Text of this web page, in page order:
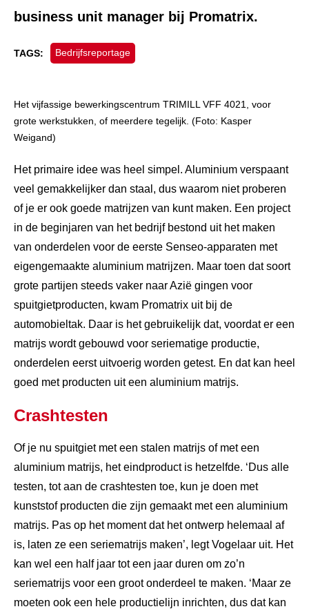
business unit manager bij Promatrix.
TAGS: Bedrijfsreportage
Het vijfassige bewerkingscentrum TRIMILL VFF 4021, voor
grote werkstukken, of meerdere tegelijk. (Foto: Kasper
Weigand)
Het primaire idee was heel simpel. Aluminium verspaant
veel gemakkelijker dan staal, dus waarom niet proberen
of je er ook goede matrijzen van kunt maken. Een project
in de beginjaren van het bedrijf bestond uit het maken
van onderdelen voor de eerste Senseo-apparaten met
eigengemaakte aluminium matrijzen. Maar toen dat soort
grote partijen steeds vaker naar Azië gingen voor
spuitgietproducten, kwam Promatrix uit bij de
automobieltak. Daar is het gebruikelijk dat, voordat er een
matrijs wordt gebouwd voor seriematige productie,
onderdelen eerst uitvoerig worden getest. En dat kan heel
goed met producten uit een aluminium matrijs.
Crashtesten
Of je nu spuitgiet met een stalen matrijs of met een
aluminium matrijs, het eindproduct is hetzelfde. ‘Dus alle
testen, tot aan de crashtesten toe, kun je doen met
kunststof producten die zijn gemaakt met een aluminium
matrijs. Pas op het moment dat het ontwerp helemaal af
is, laten ze een seriematrijs maken’, legt Vogelaar uit. Het
kan wel een half jaar tot een jaar duren om zo’n
seriematrijs voor een groot onderdeel te maken. ‘Maar ze
moeten ook een hele productielijn inrichten, dus dat kan